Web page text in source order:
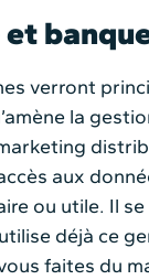
verront
la
aux
ou utile. Il
déjà ce
faites du